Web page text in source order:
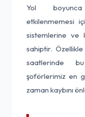
Yol boyunca
etkilenmemesi
sistemlerine ve
sahiptir.
saatlerinde
şoförlerimiz en
zaman kaybını